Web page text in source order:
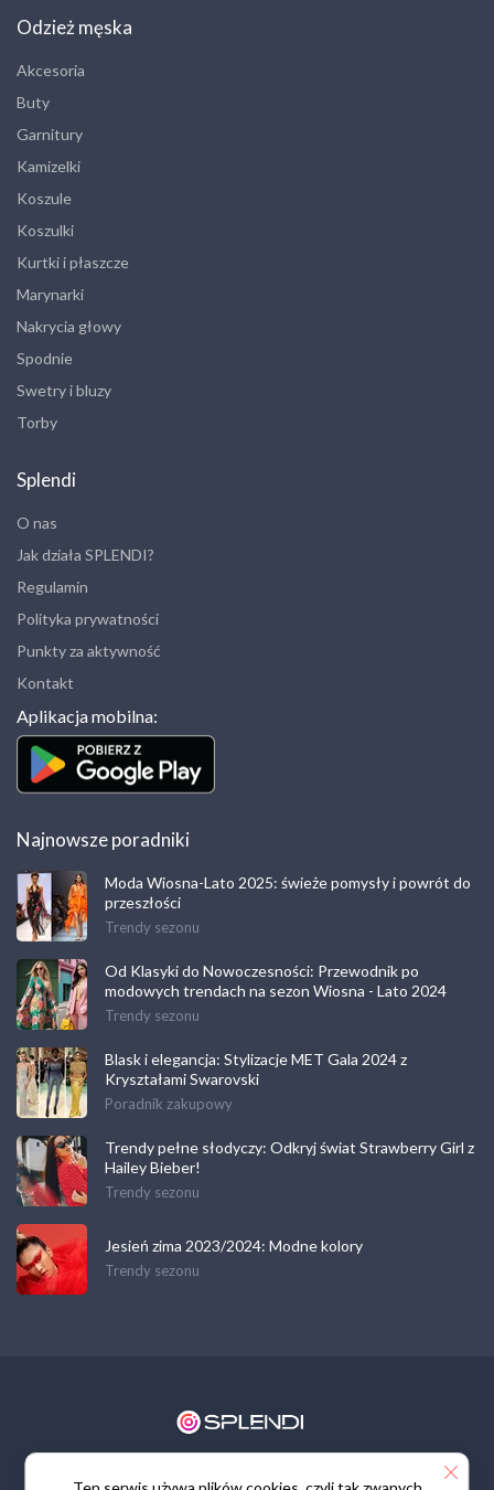
Odzież męska
Akcesoria
Buty
Garnitury
Kamizelki
Koszule
Koszulki
Kurtki i płaszcze
Marynarki
Nakrycia głowy
Spodnie
Swetry i bluzy
Torby
Splendi
O nas
Jak działa SPLENDI?
Regulamin
Polityka prywatności
Punkty za aktywność
Kontakt
Aplikacja mobilna:
Najnowsze poradniki
Moda Wiosna-Lato 2025: świeże pomysły i powrót do
przeszłości
Trendy sezonu
Od Klasyki do Nowoczesności: Przewodnik po
modowych trendach na sezon Wiosna - Lato 2024
Trendy sezonu
Blask i elegancja: Stylizacje MET Gala 2024 z
Kryształami Swarovski
Poradnik zakupowy
Trendy pełne słodyczy: Odkryj świat Strawberry Girl z
Hailey Bieber!
Trendy sezonu
Jesień zima 2023/2024: Modne kolory
Trendy sezonu